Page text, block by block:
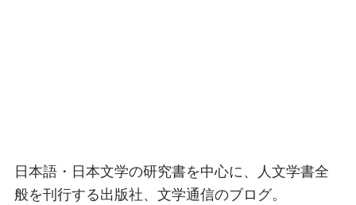
日本語・日本文学の研究書を中心に、人文学書全
般を刊行する出版社、文学通信のブログ。